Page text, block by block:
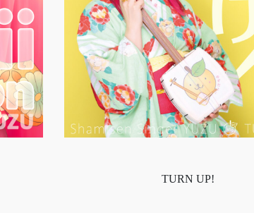
TURN UP!